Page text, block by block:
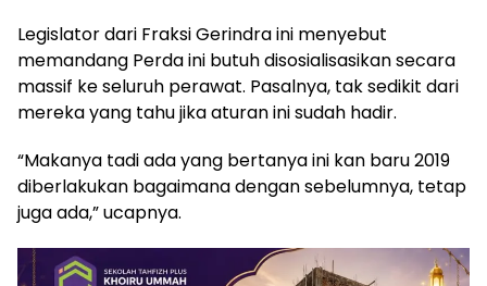
Legislator dari Fraksi Gerindra ini menyebut
memandang Perda ini butuh disosialisasikan secara
massif ke seluruh perawat. Pasalnya, tak sedikit dari
mereka yang tahu jika aturan ini sudah hadir.
“Makanya tadi ada yang bertanya ini kan baru 2019
diberlakukan bagaimana dengan sebelumnya, tetap
juga ada,” ucapnya.